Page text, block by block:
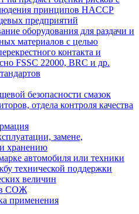
принципов HACCP
предприятий
оборудования для раздачи и
материалов с целью
контакта и
FSSC 22000, BRC и др.
безопасности смазок
отдела контроля качества
замене,
хранению
автомобиля или техники
технической поддержки
величин
СОЖ
применения